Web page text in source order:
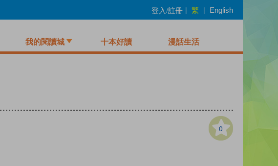
登入/註冊 | 繁 | English
我的閱讀城 十本好讀 漫話生活
0